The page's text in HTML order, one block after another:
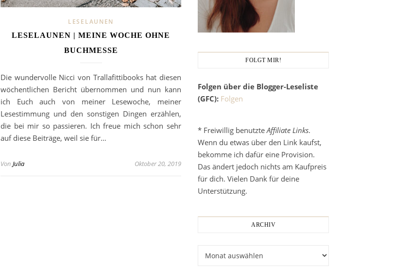
LESELAUNEN
LESELAUNEN | MEINE WOCHE OHNE
BUCHMESSE
Die wundervolle Nicci von Trallafittibooks hat diesen
wöchentlichen Bericht übernommen und nun kann
ich Euch auch von meiner Lesewoche, meiner
Lesestimmung und den sonstigen Dingen erzählen,
die bei mir so passieren. Ich freue mich schon sehr
auf diese Beiträge, weil sie für…
Von Julia Oktober 20, 2019
FOLGT MIR!
Folgen über die Blogger-Leseliste
(GFC): Folgen
* Freiwillig benutzteAffiliate Links.
Wenn du etwas über den Link kaufst,
bekomme ich dafür eine Provision.
Das ändert jedoch nichts am Kaufpreis
für dich. Vielen Dank für deine
Unterstützung.
ARCHIV